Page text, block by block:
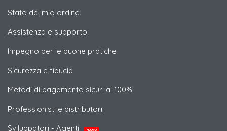
Stato del mio ordine
Assistenza e supporto
Impegno per le buone pratiche
Sicurezza e fiducia
Metodi di pagamento sicuri al 100%
Professionisti e distributori
Sviluppatori - Agenti
NUOVO